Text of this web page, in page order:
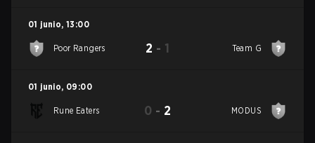
01 junio, 13:00
Poor Rangers 2 - 1 Team G
01 junio, 09:00
Rune Eaters 0 - 2 MODUS